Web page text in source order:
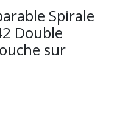
Spirale
Double
sur